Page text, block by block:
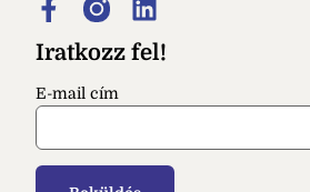
Iratkozz fel!
E-mail cím